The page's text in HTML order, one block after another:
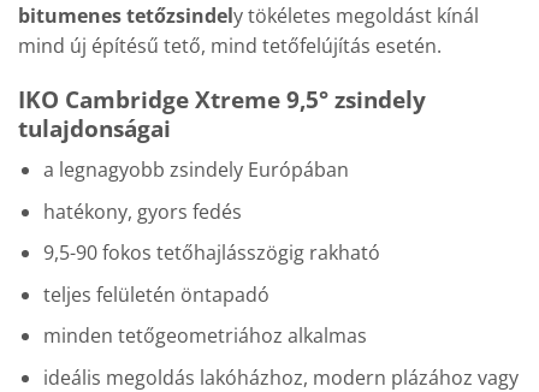
bitumenes tetőzsindely tökéletes megoldást kínál
mind új építésű tető, mind tetőfelújítás esetén.
IKO Cambridge Xtreme 9,5° zsindely
tulajdonságai
a legnagyobb zsindely Európában
hatékony, gyors fedés
9,5-90 fokos tetőhajlásszögig rakható
teljes felületén öntapadó
minden tetőgeometriához alkalmas
ideális megoldás lakóházhoz, modern plázához vagy